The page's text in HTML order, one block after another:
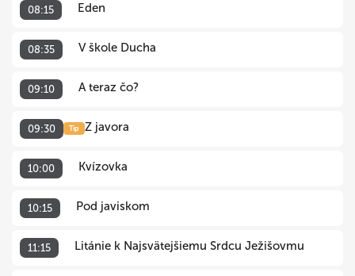
08:15 Eden
08:35 V škole Ducha
09:10 A teraz čo?
09:30 Tip Z javora
10:00 Kvízovka
10:15 Pod javiskom
11:15 Litánie k Najsvätejšiemu Srdcu Ježišovmu